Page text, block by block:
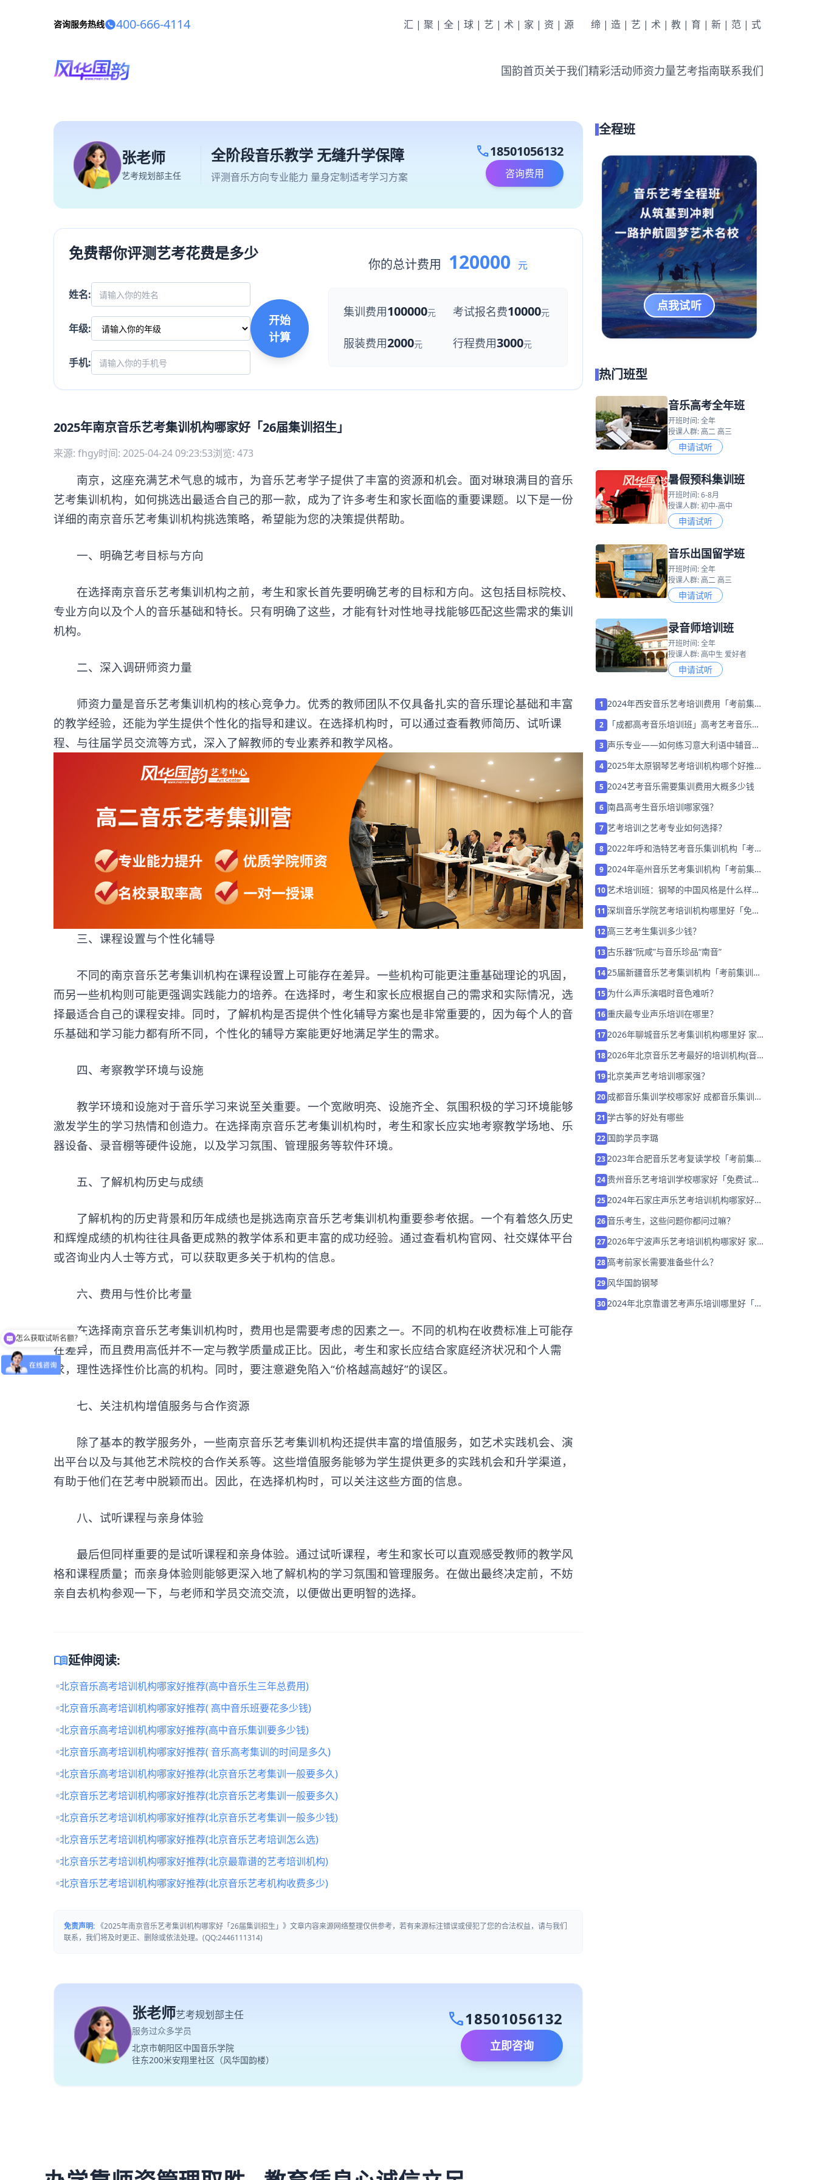
咨询服务热线 400-666-4114 汇|聚|全|球|艺|术|家|资|源 缔|造|艺|术|教|育|新|范|式
国韵首页关于我们精彩活动师资力量艺考指南联系我们
张老师
艺考规划部主任
全阶段音乐教学 无缝升学保障
评测音乐方向专业能力 量身定制适考学习方案
call18501056132
咨询费用
免费帮你评测艺考花费是多少
姓名:
年级:
手机:
开始
计算
你的总计费用 120000 元
集训费用100000元 考试报名费10000元
服装费用2000元 行程费用3000元
2025年南京音乐艺考集训机构哪家好「26届集训招生」
来源: fhgy时间: 2025-04-24 09:23:53浏览: 473
南京，这座充满艺术气息的城市，为音乐艺考学子提供了丰富的资源和机会。面对琳琅满目的音乐
艺考集训机构，如何挑选出最适合自己的那一款，成为了许多考生和家长面临的重要课题。以下是一份
详细的南京音乐艺考集训机构挑选策略，希望能为您的决策提供帮助。
‌一、明确艺考目标与方向‌
在选择南京音乐艺考集训机构之前，考生和家长首先要明确艺考的目标和方向。这包括目标院校、
专业方向以及个人的音乐基础和特长。只有明确了这些，才能有针对性地寻找能够匹配这些需求的集训
机构。
‌二、深入调研师资力量‌
师资力量是音乐艺考集训机构的核心竞争力。优秀的教师团队不仅具备扎实的音乐理论基础和丰富
的教学经验，还能为学生提供个性化的指导和建议。在选择机构时，可以通过查看教师简历、试听课
程、与往届学员交流等方式，深入了解教师的专业素养和教学风格。
‌三、课程设置与个性化辅导‌
不同的南京音乐艺考集训机构在课程设置上可能存在差异。一些机构可能更注重基础理论的巩固，
而另一些机构则可能更强调实践能力的培养。在选择时，考生和家长应根据自己的需求和实际情况，选
择最适合自己的课程安排。同时，了解机构是否提供个性化辅导方案也是非常重要的，因为每个人的音
乐基础和学习能力都有所不同，个性化的辅导方案能更好地满足学生的需求。
‌四、考察教学环境与设施‌
教学环境和设施对于音乐学习来说至关重要。一个宽敞明亮、设施齐全、氛围积极的学习环境能够
激发学生的学习热情和创造力。在选择南京音乐艺考集训机构时，考生和家长应实地考察教学场地、乐
器设备、录音棚等硬件设施，以及学习氛围、管理服务等软件环境。
‌五、了解机构历史与成绩‌
了解机构的历史背景和历年成绩也是挑选南京音乐艺考集训机构重要参考依据。一个有着悠久历史
和辉煌成绩的机构往往具备更成熟的教学体系和更丰富的成功经验。通过查看机构官网、社交媒体平台
或咨询业内人士等方式，可以获取更多关于机构的信息。
‌六、费用与性价比考量‌
在选择南京音乐艺考集训机构时，费用也是需要考虑的因素之一。不同的机构在收费标准上可能存
在差异，而且费用高低并不一定与教学质量成正比。因此，考生和家长应结合家庭经济状况和个人需
求，理性选择性价比高的机构。同时，要注意避免陷入“价格越高越好”的误区。
‌七、关注机构增值服务与合作资源‌
除了基本的教学服务外，一些南京音乐艺考集训机构还提供丰富的增值服务，如艺术实践机会、演
出平台以及与其他艺术院校的合作关系等。这些增值服务能够为学生提供更多的实践机会和升学渠道，
有助于他们在艺考中脱颖而出。因此，在选择机构时，可以关注这些方面的信息。
‌八、试听课程与亲身体验‌
最后但同样重要的是试听课程和亲身体验。通过试听课程，考生和家长可以直观感受教师的教学风
格和课程质量；而亲身体验则能够更深入地了解机构的学习氛围和管理服务。在做出最终决定前，不妨
亲自去机构参观一下，与老师和学员交流交流，以便做出更明智的选择。
menu_book延伸阅读:
北京音乐高考培训机构哪家好推荐(高中音乐生三年总费用)
北京音乐高考培训机构哪家好推荐( 高中音乐班要花多少钱)
北京音乐高考培训机构哪家好推荐(高中音乐集训要多少钱)
北京音乐高考培训机构哪家好推荐( 音乐高考集训的时间是多久)
北京音乐高考培训机构哪家好推荐(北京音乐艺考集训一般要多久)
北京音乐艺考培训机构哪家好推荐(北京音乐艺考集训一般要多久)
北京音乐艺考培训机构哪家好推荐(北京音乐艺考集训一般多少钱)
北京音乐艺考培训机构哪家好推荐(北京音乐艺考培训怎么选)
北京音乐艺考培训机构哪家好推荐(北京最靠谱的艺考培训机构)
北京音乐艺考培训机构哪家好推荐(北京音乐艺考机构收费多少)
免责声明: 《2025年南京音乐艺考集训机构哪家好「26届集训招生」》文章内容来源网络整理仅供参考，若有来源标注错误或侵犯了您的合法权益，请与我们
联系，我们将及时更正、删除或依法处理。(QQ:2446111314)
张老师艺考规划部主任
服务过众多学员
北京市朝阳区中国音乐学院
往东200米安翔里社区（风华国韵楼）
call18501056132
立即咨询
全程班
点我试听
热门班型
音乐高考全年班
开班时间: 全年
授课人群: 高二 高三
申请试听
暑假预科集训班
开班时间: 6-8月
授课人群: 初中-高中
申请试听
音乐出国留学班
开班时间: 全年
授课人群: 高二 高三
申请试听
录音师培训班
开班时间: 全年
授课人群: 高中生 爱好者
申请试听
1 2024年西安音乐艺考培训费用「考前集训
2
「成都高考音乐培训班」高考艺考音乐都
3 声乐专业——如何练习意大利语中辅音／
4 2025年太原钢琴艺考培训机构哪个好推荐
5 2024艺考音乐需要集训费用大概多少钱
6 南昌高考生音乐培训哪家强？
7 艺考培训之艺考专业如何选择？
8 2022年呼和浩特艺考音乐集训机构「考前
9 2024年亳州音乐艺考集训机构「考前集训
10艺术培训班：钢琴的中国风格是什么样
11 深圳音乐学院艺考培训机构哪里好「免费
12高三艺考生集训多少钱？
13古乐器“阮咸”与音乐珍品“南音”
1425届新疆音乐艺考集训机构「考前集训营
15 为什么声乐演唱时音色难听？
16重庆最专业声乐培训在哪里？
172026年聊城音乐艺考集训机构哪里好 家
182026年北京音乐艺考最好的培训机构(音
19北京美声艺考培训哪家强？
20 成都音乐集训学校哪家好 成都音乐集训学
21 学古筝的好处有哪些
22 国韵学员李璐
232023年合肥音乐艺考复读学校「考前集训
24贵州音乐艺考培训学校哪家好「免费试
252024年石家庄声乐艺考培训机构哪家好
26音乐考生，这些问题你都问过嘛？
272026年宁波声乐艺考培训机构哪家好 家
28高考前家长需要准备些什么？
29 风华国韵钢琴
302024年北京靠谱艺考声乐培训哪里好「考
留下【姓名】 【微信】即获取免费试听名额